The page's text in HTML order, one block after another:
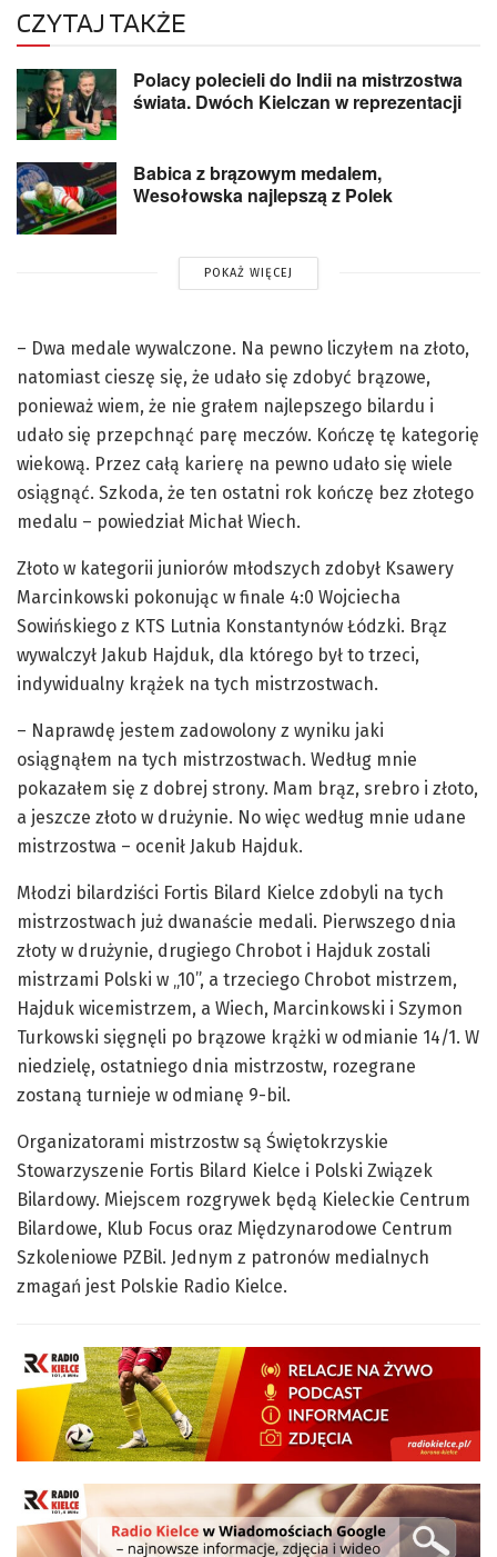
CZYTAJ TAKŻE
Polacy polecieli do Indii na mistrzostwa
świata. Dwóch Kielczan w reprezentacji
Babica z brązowym medalem,
Wesołowska najlepszą z Polek
POKAŻ WIĘCEJ
– Dwa medale wywalczone. Na pewno liczyłem na złoto,
natomiast cieszę się, że udało się zdobyć brązowe,
ponieważ wiem, że nie grałem najlepszego bilardu i
udało się przepchnąć parę meczów. Kończę tę kategorię
wiekową. Przez całą karierę na pewno udało się wiele
osiągnąć. Szkoda, że ten ostatni rok kończę bez złotego
medalu – powiedział Michał Wiech.
Złoto w kategorii juniorów młodszych zdobył Ksawery
Marcinkowski pokonując w finale 4:0 Wojciecha
Sowińskiego z KTS Lutnia Konstantynów Łódzki. Brąz
wywalczył Jakub Hajduk, dla którego był to trzeci,
indywidualny krążek na tych mistrzostwach.
– Naprawdę jestem zadowolony z wyniku jaki
osiągnąłem na tych mistrzostwach. Według mnie
pokazałem się z dobrej strony. Mam brąz, srebro i złoto,
a jeszcze złoto w drużynie. No więc według mnie udane
mistrzostwa – ocenił Jakub Hajduk.
Młodzi bilardziści Fortis Bilard Kielce zdobyli na tych
mistrzostwach już dwanaście medali. Pierwszego dnia
złoty w drużynie, drugiego Chrobot i Hajduk zostali
mistrzami Polski w „10”, a trzeciego Chrobot mistrzem,
Hajduk wicemistrzem, a Wiech, Marcinkowski i Szymon
Turkowski sięgnęli po brązowe krążki w odmianie 14/1. W
niedzielę, ostatniego dnia mistrzostw, rozegrane
zostaną turnieje w odmianę 9-bil.
Organizatorami mistrzostw są Świętokrzyskie
Stowarzyszenie Fortis Bilard Kielce i Polski Związek
Bilardowy. Miejscem rozgrywek będą Kieleckie Centrum
Bilardowe, Klub Focus oraz Międzynarodowe Centrum
Szkoleniowe PZBil. Jednym z patronów medialnych
zmagań jest Polskie Radio Kielce.